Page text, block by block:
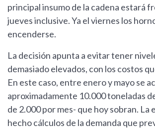
principal insumo de la cadena estará
jueves inclusive. Ya el viernes los
encenderse.
La decisión apunta a evitar tener
demasiado elevados, con los costos
En este caso, entre enero y mayo se
aproximadamente 10.000 toneladas
de 2.000 por mes- que hoy sobran. La
hecho cálculos de la demanda que